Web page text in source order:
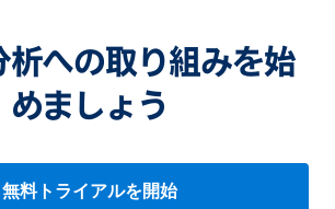
析への取り組みを始
めましょう
無料トライアルを開始